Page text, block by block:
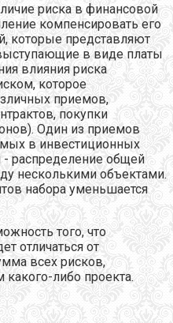
риска в финансовой
компенсировать его
которые представляют
в виде платы
влияния риска
которое
приемов,
покупки
Один из приемов
в инвестиционных
распределение общей
несколькими объектами.
набора уменьшается
того, что
отличаться от
всех рисков,
либо проекта.